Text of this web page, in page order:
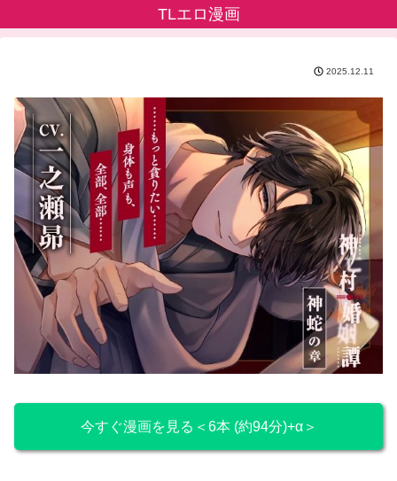
TLエロ漫画
2025.12.11
今すぐ漫画を見る＜6本 (約94分)+α＞